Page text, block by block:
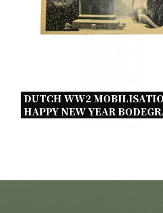
DUTCH WW2
HAPPY NEW YEAR